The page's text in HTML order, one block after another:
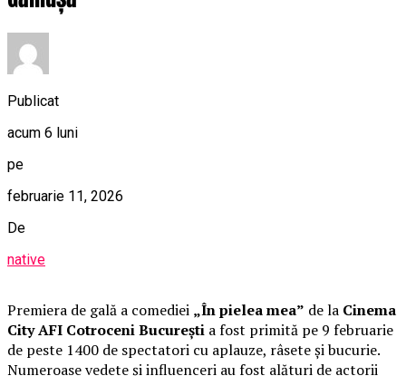
Publicat
acum 6 luni
pe
februarie 11, 2026
De
native
Premiera de gală a comediei „În pielea mea” de la Cinema
City AFI Cotroceni București a fost primită pe 9 februarie
de peste 1400 de spectatori cu aplauze, râsete și bucurie.
Numeroase vedete și influenceri au fost alături de actorii